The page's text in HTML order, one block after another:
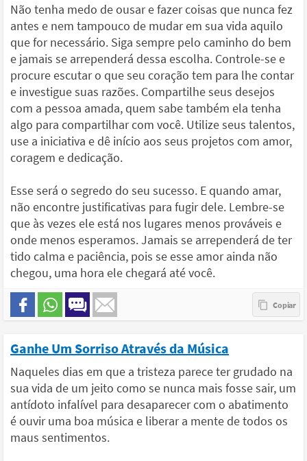
Não tenha medo de ousar e fazer coisas que nunca fez
antes e nem tampouco de mudar em sua vida aquilo
que for necessário. Siga sempre pelo caminho do bem
e jamais se arrependerá dessa escolha. Controle-se e
procure escutar o que seu coração tem para lhe contar
e investigue suas razões. Compartilhe seus desejos
com a pessoa amada, quem sabe também ela tenha
algo para compartilhar com você. Utilize seus talentos,
use a iniciativa e dê início aos seus projetos com amor,
coragem e dedicação.
Esse será o segredo do seu sucesso. E quando amar,
não encontre justificativas para fugir dele. Lembre-se
que às vezes ele está nos lugares menos prováveis e
onde menos esperamos. Jamais se arrependerá de ter
tido calma e paciência, pois se esse amor ainda não
chegou, uma hora ele chegará até você.
Ganhe Um Sorriso Através da Música
Naqueles dias em que a tristeza parece ter grudado na
sua vida de um jeito como se nunca mais fosse sair, um
antídoto infalível para desaparecer com o abatimento
é ouvir uma boa música e liberar a mente de todos os
maus sentimentos.